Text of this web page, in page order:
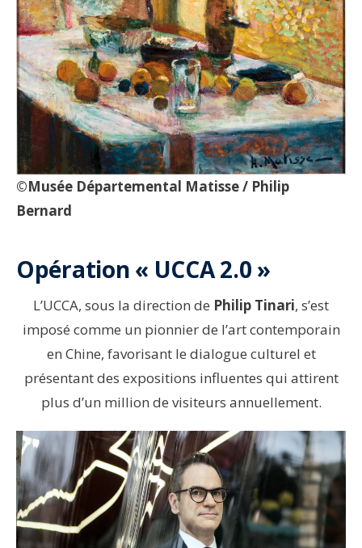
©Musée Départemental Matisse / Philip
Bernard
Opération « UCCA 2.0 »
L’UCCA, sous la direction de Philip Tinari, s’est
imposé comme un pionnier de l’art contemporain
en Chine, favorisant le dialogue culturel et
présentant des expositions influentes qui attirent
plus d’un million de visiteurs annuellement.